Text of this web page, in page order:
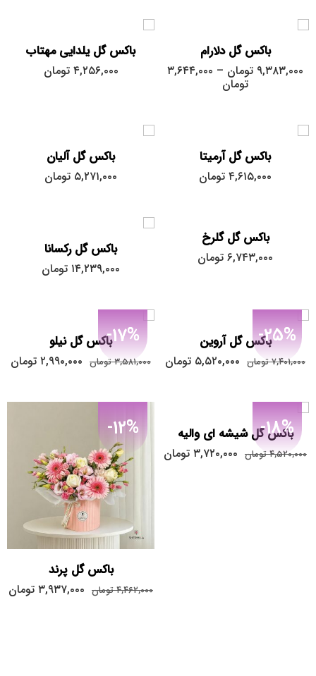
باکس گل دلارام
۹,۳۸۳,۰۰۰ تومان – ۳,۶۴۴,۰۰۰
تومان
باکس گل یلدایی مهتاب
۴,۲۵۶,۰۰۰ تومان
باکس گل آرمیتا
۴,۶۱۵,۰۰۰ تومان
باکس گل آلیان
۵,۲۷۱,۰۰۰ تومان
باکس گل گلرخ
۶,۷۴۳,۰۰۰ تومان باکس گل رکسانا
۱۴,۲۳۹,۰۰۰ تومان
-25%باکس گل آروین
۷,۴۰۱,۰۰۰ تومان ۵,۵۲۰,۰۰۰ تومان
-17%باکس گل نیلو
۳,۵۸۱,۰۰۰ تومان ۲,۹۹۰,۰۰۰ تومان
-18%
باکس گل شیشه ای والیه
۴,۵۲۰,۰۰۰ تومان ۳,۷۲۰,۰۰۰ تومان
-12%
باکس گل پرند
۴,۴۶۲,۰۰۰ تومان ۳,۹۳۷,۰۰۰ تومان